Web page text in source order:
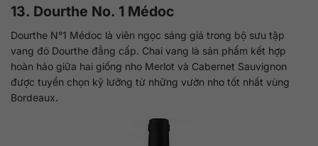
13. Dourthe No. 1 Médoc
Dourthe N°1 Médoc là viên ngọc sáng giá trong bộ sưu tập
vang đỏ Dourthe đẳng cấp. Chai vang là sản phẩm kết hợp
hoàn hảo giữa hai giống nho Merlot và Cabernet Sauvignon
được tuyển chọn kỹ lưỡng từ những vườn nho tốt nhất vùng
Bordeaux.